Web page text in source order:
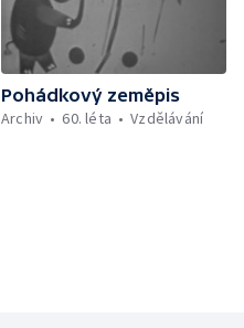
Pohádkový zeměpis
Archiv
60. léta Vzdělávání